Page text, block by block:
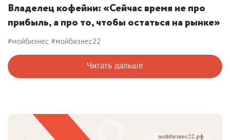
Владелец кофейни: «Сейчас время не про
прибыль, а про то, чтобы остаться на рынке»
#мойбизнес #мойбизнес22
Читать дальше